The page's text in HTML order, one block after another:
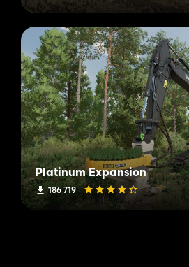
Platinum Expansion
186 719